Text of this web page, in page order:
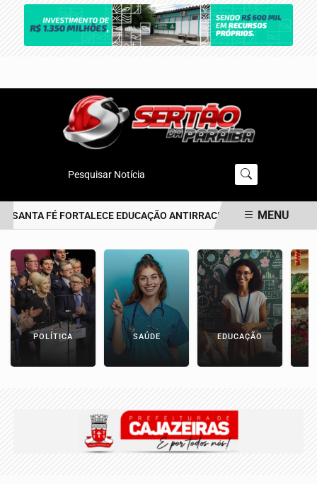
Pesquisar Notícia
FÉ FORTALECE EDUCAÇÃO ANTIRRACISTA DESDE AMENU
POLÍTICA SAÚDE EDUCAÇÃO